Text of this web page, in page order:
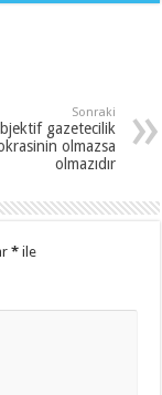
Sonraki
gazetecilik
olmazsa
olmazıdır
* ile